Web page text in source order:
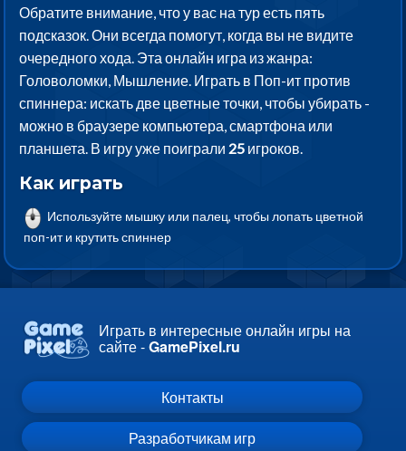
Обратите внимание, что у вас на тур есть пять
подсказок. Они всегда помогут, когда вы не видите
очередного хода. Эта онлайн игра из жанра:
Головоломки, Мышление. Играть в Поп-ит против
спиннера: искать две цветные точки, чтобы убирать -
можно в браузере компьютера, смартфона или
планшета. В игру уже поиграли 25 игроков.
Как играть
Используйте мышку или палец, чтобы лопать цветной
поп-ит и крутить спиннер
Играть в интересные онлайн игры на
сайте -GamePixel.ru
Контакты
Разработчикам игр